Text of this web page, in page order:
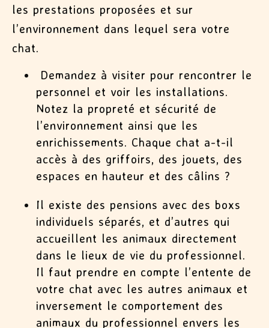
les prestations proposées et sur
l’environnement dans lequel sera votre
chat.
Demandez à visiter pour rencontrer le
personnel et voir les installations.
Notez la propreté et sécurité de
l’environnement ainsi que les
enrichissements. Chaque chat a-t-il
accès à des griffoirs, des jouets, des
espaces en hauteur et des câlins ?
Il existe des pensions avec des boxs
individuels séparés, et d’autres qui
accueillent les animaux directement
dans le lieux de vie du professionnel.
Il faut prendre en compte l’entente de
votre chat avec les autres animaux et
inversement le comportement des
animaux du professionnel envers les